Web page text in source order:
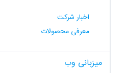
اخبار شرکت
معرفی محصولات
میزبانی وب